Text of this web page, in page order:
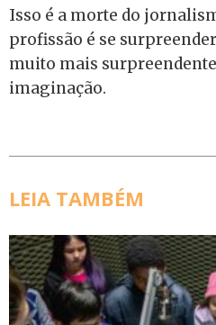
Isso é a morte do
profissão é se
muito mais
imaginação.
LEIA TAMBÉM